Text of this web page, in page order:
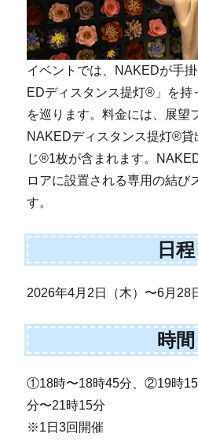
イベントでは、NAKEDが手
EDディスタンス提灯®」を持
を巡ります。料金には、展望
NAKEDディスタンス提灯®貸
じ®1枚が含まれます。
ロアに設置される専用の結び
す。
日程
2026年4月2日（木）〜6月28
時間
①18時〜18時45分、②19時
分〜21時15分
※1日3回開催